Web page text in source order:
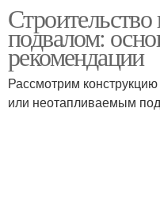
подвалом:
рекомендации
Рассмотрим
или неотапливаемым